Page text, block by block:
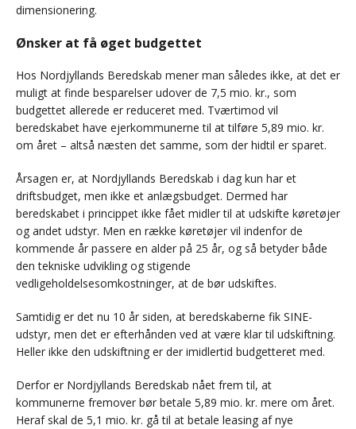
dimensionering.
Ønsker at få øget budgettet
Hos Nordjyllands Beredskab mener man således ikke, at det er
muligt at finde besparelser udover de 7,5 mio. kr., som
budgettet allerede er reduceret med. Tværtimod vil
beredskabet have ejerkommunerne til at tilføre 5,89 mio. kr.
om året – altså næsten det samme, som der hidtil er sparet.
Årsagen er, at Nordjyllands Beredskab i dag kun har et
driftsbudget, men ikke et anlægsbudget. Dermed har
beredskabet i princippet ikke fået midler til at udskifte køretøjer
og andet udstyr. Men en række køretøjer vil indenfor de
kommende år passere en alder på 25 år, og så betyder både
den tekniske udvikling og stigende
vedligeholdelsesomkostninger, at de bør udskiftes.
Samtidig er det nu 10 år siden, at beredskaberne fik SINE-
udstyr, men det er efterhånden ved at være klar til udskiftning.
Heller ikke den udskiftning er der imidlertid budgetteret med.
Derfor er Nordjyllands Beredskab nået frem til, at
kommunerne fremover bør betale 5,89 mio. kr. mere om året.
Heraf skal de 5,1 mio. kr. gå til at betale leasing af nye